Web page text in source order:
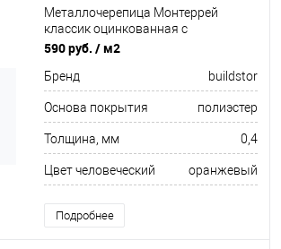
Металлочерепица Монтеррей
классик оцинкованная с
полимерным покрытием
590 руб. / м2
Бренд buildstor
Основа покрытия полиэстер
Толщина, мм 0,4
Цвет человеческий оранжевый
Подробнее